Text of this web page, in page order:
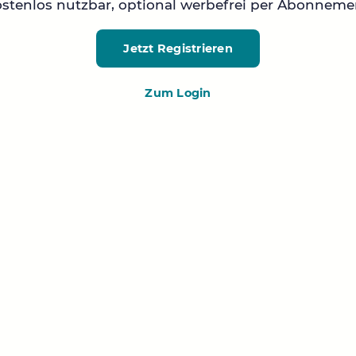
nutzbar, optional werbefrei per
Jetzt Registrieren
Zum Login